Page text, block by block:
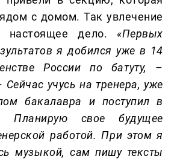
с домом. Так увлечение
настоящее дело.«Первых
я добился уже в 14
России по батуту,
–
Сейчас учусь на тренера, уже
бакалавра и поступил в
Планирую свое будущее
работой. При этом я
музыкой, сам пишу тексты